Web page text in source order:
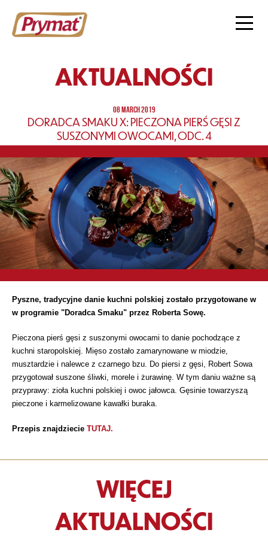
AKTUALNOŚCI
08 MARCH 2019
DORADCA SMAKU X: PIECZONA PIERŚ GĘSI Z
SUSZONYMI OWOCAMI, ODC. 4
Pyszne, tradycyjne danie kuchni polskiej zostało przygotowane w
w programie "Doradca Smaku" przez Roberta Sowę.
Pieczona pierś gęsi z suszonymi owocami to danie pochodzące z
kuchni staropolskiej. Mięso zostało zamarynowane w miodzie,
musztardzie i nalewce z czarnego bzu. Do piersi z gęsi, Robert Sowa
przygotował suszone śliwki, morele i żurawinę. W tym daniu ważne są
przyprawy: zioła kuchni polskiej i owoc jałowca. Gęsinie towarzyszą
pieczone i karmelizowane kawałki buraka.
Przepis znajdziecie TUTAJ.
WIĘCEJ
AKTUALNOŚCI